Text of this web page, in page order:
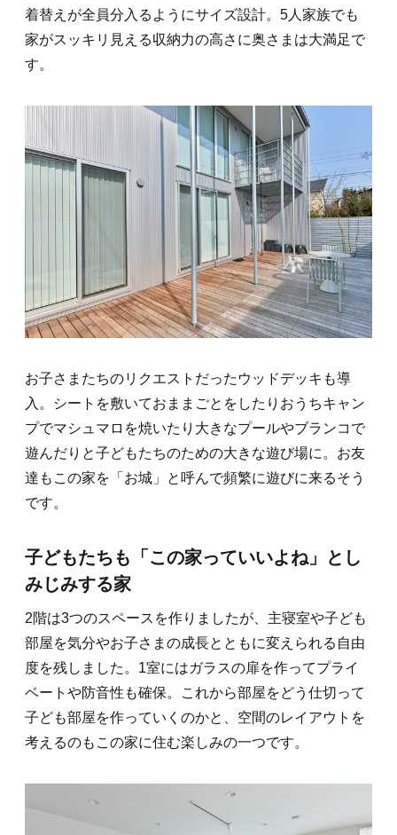
着替えが全員分入るようにサイズ設計。5人家族でも
家がスッキリ見える収納力の高さに奥さまは大満足で
す。
お子さまたちのリクエストだったウッドデッキも導
入。シートを敷いておままごとをしたりおうちキャン
プでマシュマロを焼いたり大きなプールやブランコで
遊んだりと子どもたちのための大きな遊び場に。お友
達もこの家を「お城」と呼んで頻繁に遊びに来るそう
です。
子どもたちも「この家っていいよね」とし
みじみする家
2階は3つのスペースを作りましたが、主寝室や子ども
部屋を気分やお子さまの成長とともに変えられる自由
度を残しました。1室にはガラスの扉を作ってプライ
ベートや防音性も確保。これから部屋をどう仕切って
子ども部屋を作っていくのかと、空間のレイアウトを
考えるのもこの家に住む楽しみの一つです。